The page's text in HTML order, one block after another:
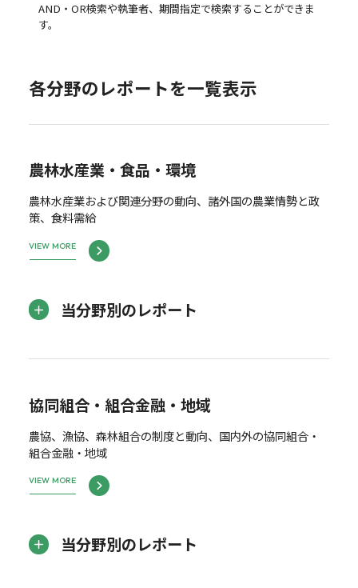
AND・OR検索や執筆者、期間指定で検索することができま
す。
各分野のレポートを一覧表示
農林水産業・食品・環境
農林水産業および関連分野の動向、諸外国の農業情勢と政
策、食料需給
VIEW MORE
当分野別のレポート
協同組合・組合金融・地域
農協、漁協、森林組合の制度と動向、国内外の協同組合・
組合金融・地域
VIEW MORE
当分野別のレポート